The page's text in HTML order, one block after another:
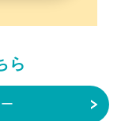
ら